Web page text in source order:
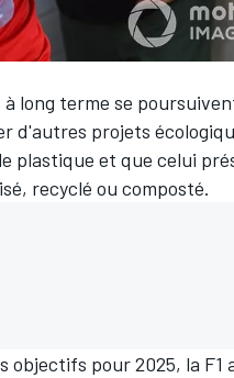
long terme se
d'autres projets
plastique et que celui
recyclé ou composté.
pour 2025, la F1